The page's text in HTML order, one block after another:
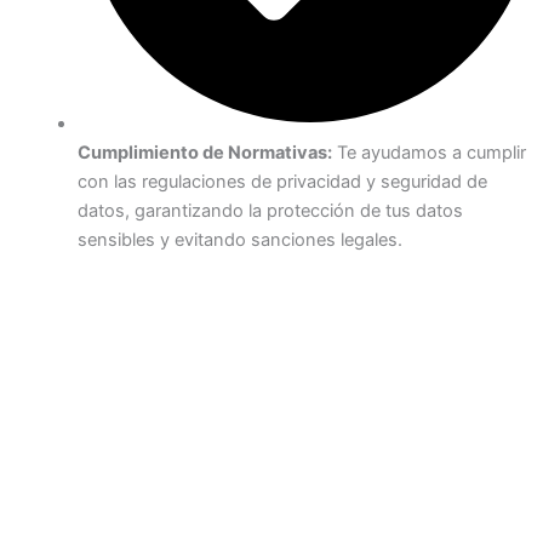
Cumplimiento de Normativas:Te ayudamos a cumplir
con las regulaciones de privacidad y seguridad de
datos, garantizando la protección de tus datos
sensibles y evitando sanciones legales.